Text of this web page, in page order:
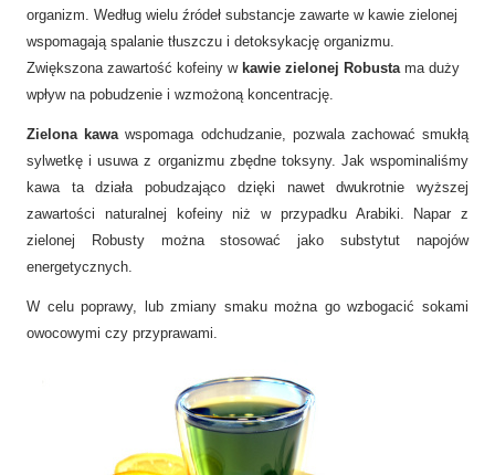
organizm. Według wielu źródeł substancje zawarte w kawie zielonej
wspomagają spalanie tłuszczu i detoksykację organizmu.
Zwiększona zawartość kofeiny w kawie zielonej Robusta ma duży
wpływ na pobudzenie i wzmożoną koncentrację.
Zielona kawa wspomaga odchudzanie, pozwala zachować smukłą
sylwetkę i usuwa z organizmu zbędne toksyny. Jak wspominaliśmy
kawa ta działa pobudzająco dzięki nawet dwukrotnie wyższej
zawartości naturalnej kofeiny niż w przypadku Arabiki. Napar z
zielonej Robusty można stosować jako substytut napojów
energetycznych.
W celu poprawy, lub zmiany smaku można go wzbogacić sokami
owocowymi czy przyprawami.